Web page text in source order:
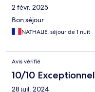
2 févr. 2025
Bon séjour
NATHALIE, séjour de 1 nuit
Avis vérifié
10/10 Exceptionnel
28 juil. 2024